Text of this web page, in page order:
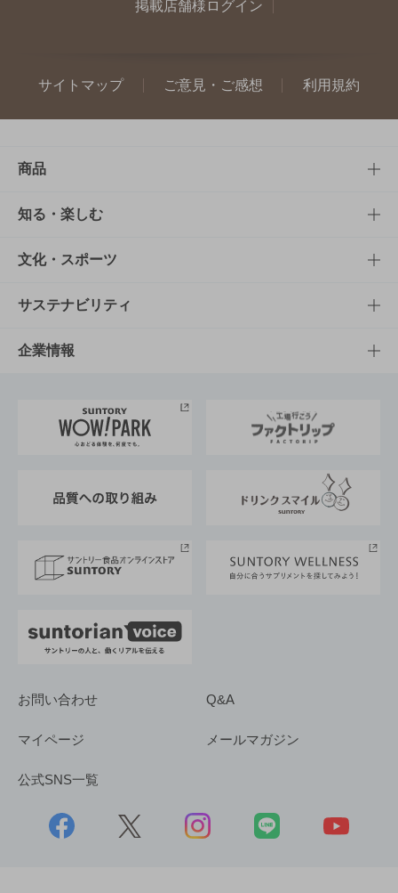
掲載店舗様ログイン
サイトマップ ご意見・ご感想 利用規約
商品
商品TOP
商品一覧
商品発売情報
栄養成分一覧
知る・楽しむ
知る・楽しむTOP
キャンペーン
工場見学
地域情報
文化・スポーツ
文化・スポーツTOP
サントリーホール
サントリーサンバーズ大阪
サステナビリティ
サステナビリティTOP
サントリーが考えるサステナビリティ経営
企業情報
企業概要
採用情報
お問い合わせ Q&A
マイページ メールマガジン
公式SNS一覧